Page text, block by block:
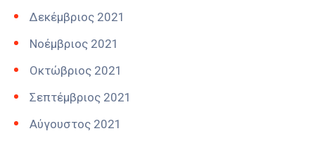
Δεκέμβριος 2021
Νοέμβριος 2021
Οκτώβριος 2021
Σεπτέμβριος 2021
Αύγουστος 2021